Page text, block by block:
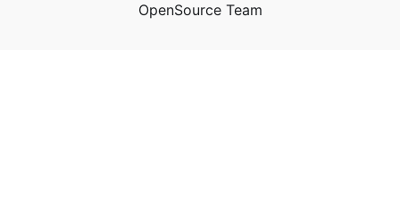
OpenSource Team